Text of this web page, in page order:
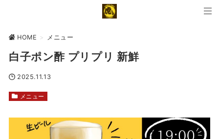
HOME > メニュー
白子ポン酢 プリプリ 新鮮
2025.11.13
メニュー